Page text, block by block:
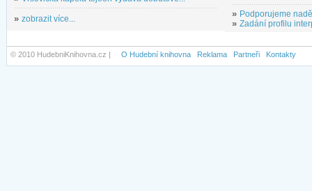
» zobrazit více... » Podporujeme
» Zadání profilu
© 2010 HudebniKnihovna.cz | O Hudební knihovna Reklama Partneři Kontakty